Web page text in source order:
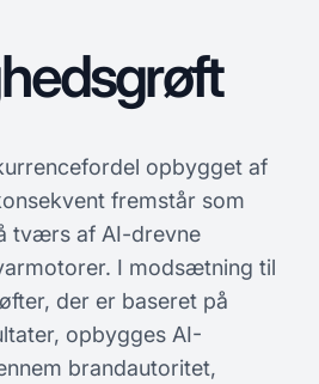
opbygget af
fremstår som
tværs af AI-drevne
I modsætning til
der er baseret på
opbygges AI-
brandautoritet,